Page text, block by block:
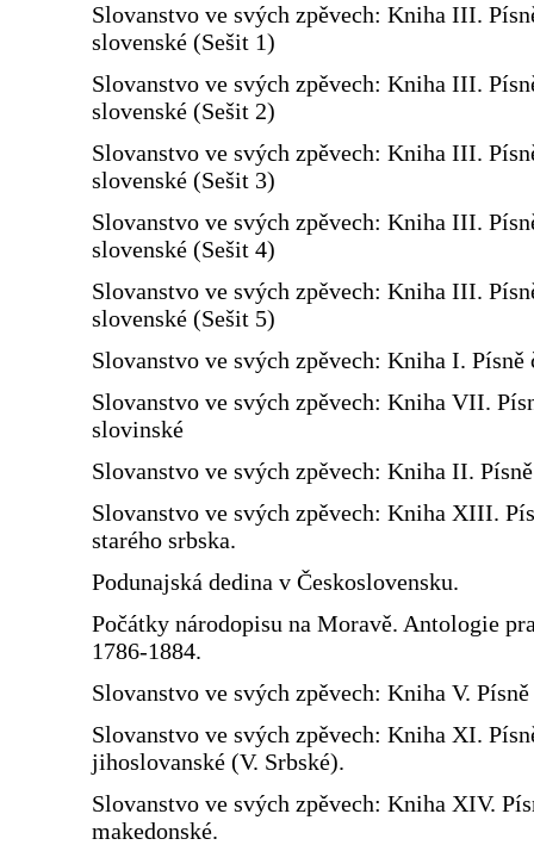
Slovanstvo ve svých zpěvech: Kniha III.
slovenské (Sešit 1)
Slovanstvo ve svých zpěvech: Kniha III.
slovenské (Sešit 2)
Slovanstvo ve svých zpěvech: Kniha III.
slovenské (Sešit 3)
Slovanstvo ve svých zpěvech: Kniha III.
slovenské (Sešit 4)
Slovanstvo ve svých zpěvech: Kniha III.
slovenské (Sešit 5)
Slovanstvo ve svých zpěvech: Kniha I. Písně
Slovanstvo ve svých zpěvech: Kniha VII.
slovinské
Slovanstvo ve svých zpěvech: Kniha II.
Slovanstvo ve svých zpěvech: Kniha XIII.
starého srbska.
Podunajská dedina v Československu.
Počátky národopisu na Moravě. Antologie
1786-1884.
Slovanstvo ve svých zpěvech: Kniha V.
Slovanstvo ve svých zpěvech: Kniha XI.
jihoslovanské (V. Srbské).
Slovanstvo ve svých zpěvech: Kniha XIV.
makedonské.